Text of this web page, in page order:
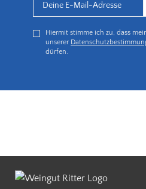
Hiermit stimme ich zu, dass
unserer
dürfen.